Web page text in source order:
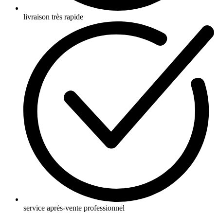
livraison très rapide
service après-vente professionnel